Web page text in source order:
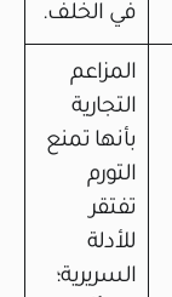
في الخلف.
المزاعم
التجارية
بأنها تمنع
التورم
تفتقر
للأدلة
السريرية؛